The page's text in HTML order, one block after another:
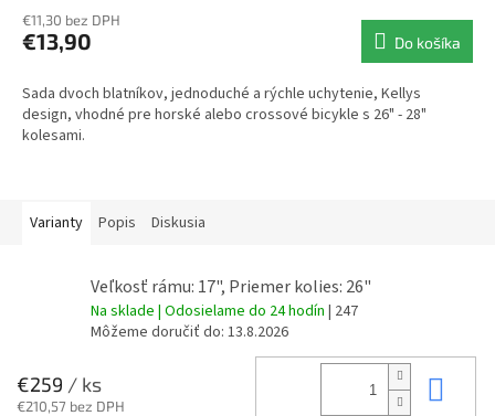
€11,30 bez DPH
€13,90 Do košíka
Sada dvoch blatníkov, jednoduché a rýchle uchytenie, Kellys
design, vhodné pre horské alebo crossové bicykle s 26" - 28"
kolesami.
Varianty Popis Diskusia
Veľkosť rámu: 17", Priemer kolies: 26"
Na sklade | Odosielame do 24 hodín | 247
Môžeme doručiť do: 13.8.2026
€259 / ks
€210,57 bez DPH